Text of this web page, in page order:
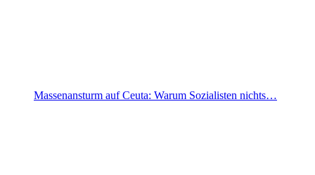
Massenansturm auf Ceuta: Warum Sozialisten nichts…